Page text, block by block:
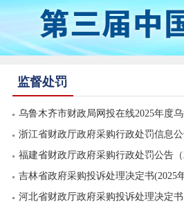
监督处罚
乌鲁木齐市财政局网投在线2025年度
政...
浙江省财政厅政府采购行政处罚信息
福建省财政厅政府采购行政处罚公告（
吉林省政府采购投诉处理决定书(2025
河北省财政厅政府采购投诉处理决定